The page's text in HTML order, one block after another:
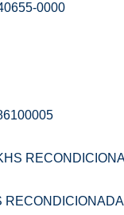
0000
RECONDICIONADA